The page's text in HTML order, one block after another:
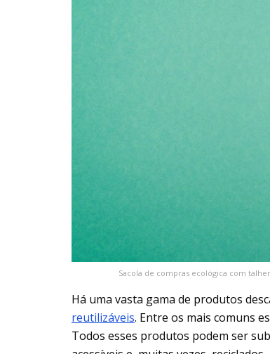
Sacola de compras ecológica com
Há uma vasta gama de produtos
reutilizáveis. Entre os mais comuns
Todos esses produtos podem ser